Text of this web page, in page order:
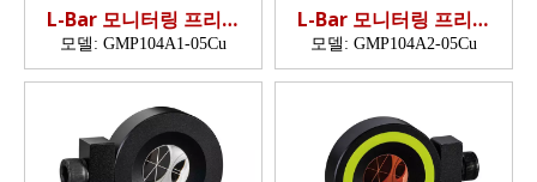
L-Bar 모니터링 프리즘
(GMP104A)
모델: GMP104A1-05Cu
L-Bar 모니터링 프리즘
(GMP104A)
모델: GMP104A2-05Cu